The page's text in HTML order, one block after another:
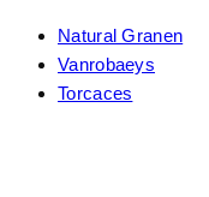
Natural Granen
Vanrobaeys
Torcaces